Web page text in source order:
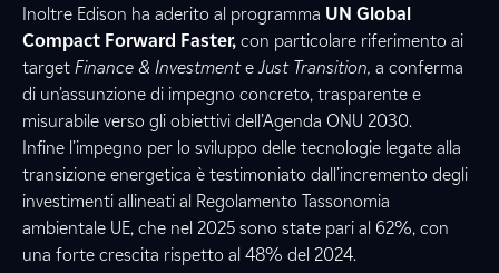
Inoltre Edison ha aderito al programma UN Global
Compact Forward Faster, con particolare riferimento ai
target Finance & InvestmenteJust Transition, a conferma
di un’assunzione di impegno concreto, trasparente e
misurabile verso gli obiettivi dell’Agenda ONU 2030.
Infine l’impegno per lo sviluppo delle tecnologie legate alla
transizione energetica è testimoniato dall’incremento degli
investimenti allineati al Regolamento Tassonomia
ambientale UE, che nel 2025 sono state pari al 62%, con
una forte crescita rispetto al 48% del 2024.